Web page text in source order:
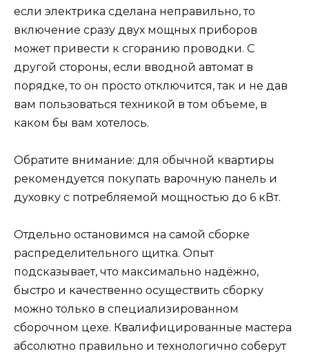
если электрика сделана неправильно, то
включение сразу двух мощных приборов
может привести к сгоранию проводки. С
другой стороны, если вводной автомат в
порядке, то он просто отключится, так и не дав
вам пользоваться техникой в том объеме, в
каком бы вам хотелось.
Обратите внимание: для обычной квартиры
рекомендуется покупать варочную панель и
духовку с потребляемой мощностью до 6 кВт.
Отдельно остановимся на самой сборке
распределительного щитка. Опыт
подсказывает, что максимально надёжно,
быстро и качественно осуществить сборку
можно только в специализированном
сборочном цехе. Квалифицированные мастера
абсолютно правильно и технологично соберут